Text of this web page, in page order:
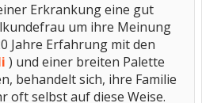
Erkrankung eine gut
um ihre Meinung
Jahre Erfahrung mit den
) und einer breiten Palette
behandelt sich, ihre Familie
oft selbst auf diese Weise.